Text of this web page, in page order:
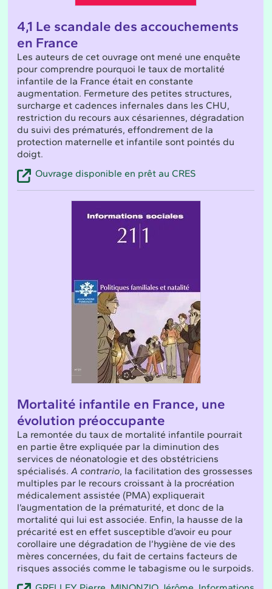
4,1 Le scandale des accouchements
en France
Les auteurs de cet ouvrage ont mené une enquête
pour comprendre pourquoi le taux de mortalité
infantile de la France était en constante
augmentation. Fermeture des petites structures,
surcharge et cadences infernales dans les CHU,
restriction du recours aux césariennes, dégradation
du suivi des prématurés, effondrement de la
protection maternelle et infantile sont pointés du
doigt.
Ouvrage disponible en prêt au CRES
Mortalité infantile en France, une
évolution préoccupante
La remontée du taux de mortalité infantile pourrait
en partie être expliquée par la diminution des
services de néonatologie et des obstétriciens
spécialisés.A contrario, la facilitation des grossesses
multiples par le recours croissant à la procréation
médicalement assistée (PMA) expliquerait
l’augmentation de la prématurité, et donc de la
mortalité qui lui est associée. Enfin, la hausse de la
précarité est en effet susceptible d’avoir eu pour
corollaire une dégradation de l’hygiène de vie des
mères concernées, du fait de certains facteurs de
risques associés comme le tabagisme ou le surpoids.